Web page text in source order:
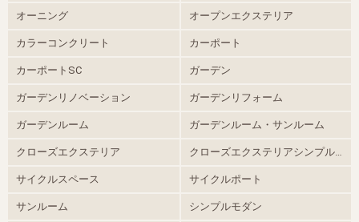
オーニング オープンエクステリア
カラーコンクリート カーポート
カーポートSC ガーデン
ガーデンリノベーション ガーデンリフォーム
ガーデンルーム ガーデンルーム・サンルーム
クローズエクステリア クローズエクステリアシンプルモダン
サイクルスペース サイクルポート
サンルーム シンプルモダン